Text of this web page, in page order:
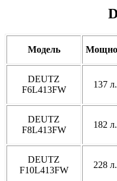
Модель
DEUTZ
F6L413FW
137
DEUTZ
F8L413FW
182
DEUTZ
F10L413FW
228